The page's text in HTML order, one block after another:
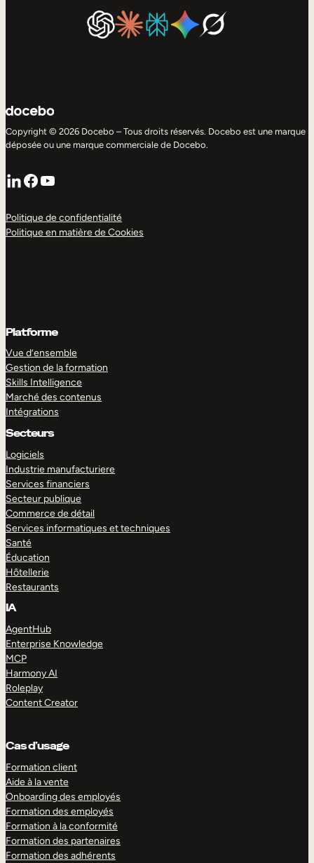
Copyright © 2026 Docebo – Tous droits réservés. Docebo est une marque
déposée ou une marque commerciale de Docebo.
LinkedIn
Facebook
YouTube
Politique de confidentialité
Politique en matière de Cookies
Platforme
Vue d’ensemble
Gestion de la formation
Skills Intelligence
Marché des contenus
Intégrations
Secteurs
Logiciels
Industrie manufacturiere
Services financiers
Secteur publique
Commerce de détail
Services informatiques et techniques
Santé
Éducation
Hôtellerie
Restaurants
IA
AgentHub
Enterprise Knowledge
MCP
Harmony AI
Roleplay
Content Creator
Cas d’usage
Formation client
Aide à la vente
Onboarding des employés
Formation des employés
Formation à la conformité
Formation des partenaires
Formation des adhérents